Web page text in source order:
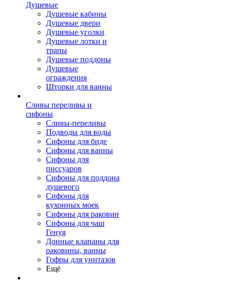
Душевые
Душевые кабины
Душевые двери
Душевые уголки
Душевые лотки и
трапы
Душевые поддоны
Душевые
ограждения
Шторки для ванны
Сливы переливы и
сифоны
Сливы-переливы
Подводы для воды
Сифоны для биде
Сифоны для ванны
Сифоны для
писсуаров
Сифоны для поддона
душевого
Сифоны для
кухонных моек
Сифоны для раковин
Сифоны для чаш
Генуя
Донные клапаны для
раковины, ванны
Гофры для унитазов
Ещё